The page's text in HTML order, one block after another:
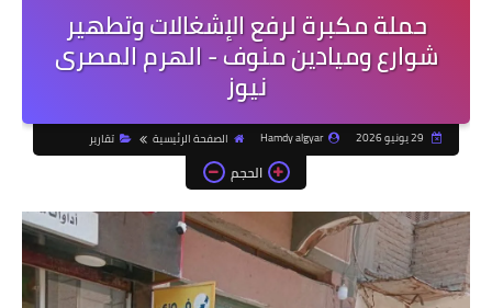
حملة مكبرة لرفع الإشغالات وتطهير
شوارع وميادين منوف - الهرم المصرى
نيوز
Hamdy algyar الصفحة الرئيسية تقارير
الحجم